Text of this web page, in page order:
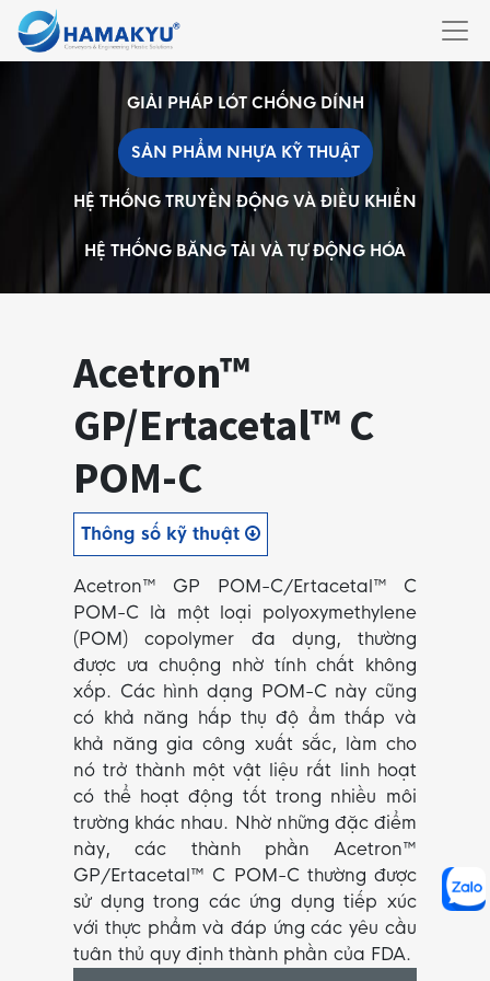
GIẢI PHÁP LÓT CHỐNG DÍNH
SẢN PHẨM NHỰA KỸ THUẬT
HỆ THỐNG TRUYỀN ĐỘNG VÀ ĐIỀU KHIỂN
HỆ THỐNG BĂNG TẢI VÀ TỰ ĐỘNG HÓA
Acetron™
GP/Ertacetal™ C
POM-C
Thông số kỹ thuật
Acetron™ GP POM-C/Ertacetal™ C
POM-C là một loại polyoxymethylene
(POM) copolymer đa dụng, thường
được ưa chuộng nhờ tính chất không
xốp. Các hình dạng POM-C này cũng
có khả năng hấp thụ độ ẩm thấp và
khả năng gia công xuất sắc, làm cho
nó trở thành một vật liệu rất linh hoạt
có thể hoạt động tốt trong nhiều môi
trường khác nhau. Nhờ những đặc điểm
này, các thành phần Acetron™
GP/Ertacetal™ C POM-C thường được
sử dụng trong các ứng dụng tiếp xúc
với thực phẩm và đáp ứng các yêu cầu
tuân thủ quy định thành phần của FDA.